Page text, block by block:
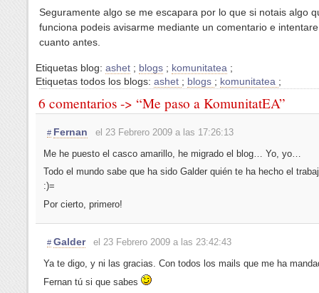
Seguramente algo se me escapara por lo que si notais algo
funciona podeis avisarme mediante un comentario e
cuanto antes.
Etiquetas blog: ashet ; blogs ; komunitatea ;
Etiquetas todos los blogs: ashet ; blogs ; komunitatea ;
6 comentarios -> “Me paso a KomunitatEA”
# Fernan
el 23 Febrero 2009 a las 17:26:13
Me he puesto el casco amarillo, he migrado el blog… Yo, yo…
Todo el mundo sabe que ha sido Galder quién te ha hecho el
:)=
Por cierto, primero!
# Galder
el 23 Febrero 2009 a las 23:42:43
Ya te digo, y ni las gracias. Con todos los mails que me ha
Fernan tú si que sabes